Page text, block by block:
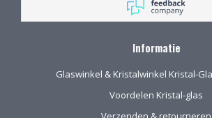
(uitgebreid graveren)
vorm te geven.
Informatie
Glaswinkel & Kristalwinkel Kristal-
Voordelen Kristal-glas